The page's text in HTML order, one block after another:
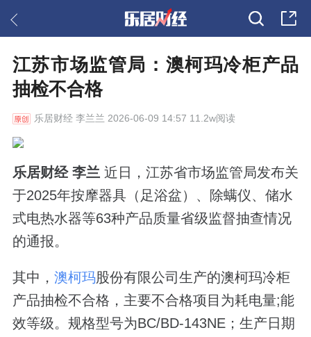
江苏市场监管局：澳柯玛冷柜产品
抽检不合格
乐居财经李兰兰 2026-06-09 14:57 11.2w阅读
乐居财经 李兰 近日，江苏省市场监管局发布关
于2025年按摩器具（足浴盆）、除螨仪、储水
式电热水器等63种产品质量省级监督抽查情况
的通报。
其中， 澳柯玛股份有限公司生产的澳柯玛冷柜
产品抽检不合格，主要不合格项目为耗电量;能
效等级。规格型号为BC/BD-143NE；生产日期